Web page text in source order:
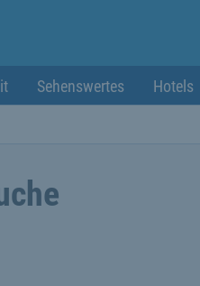
Sehenswertes Hotels